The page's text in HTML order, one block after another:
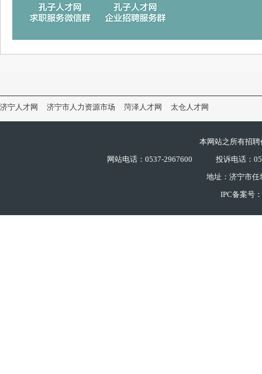
济宁人才网 济宁市人力资源市场 菏泽人才网 太仓人才网
本网站之所有招
网站电话：0537-2967600
投诉电话：
地址：济宁市任
IPC备案号